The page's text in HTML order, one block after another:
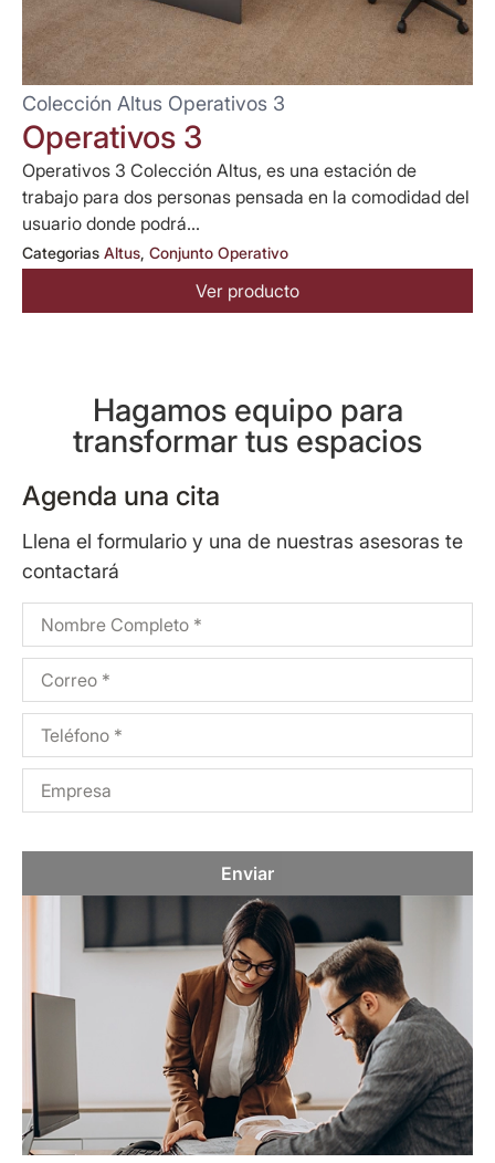
Colección Altus Operativos 3
Operativos 3
Operativos 3 Colección Altus, es una estación de
trabajo para dos personas pensada en la comodidad del
usuario donde podrá...
Categorias Altus, Conjunto Operativo
Ver producto
Hagamos equipo para
transformar tus espacios
Agenda una cita
Llena el formulario y una de nuestras asesoras te
contactará
Enviar